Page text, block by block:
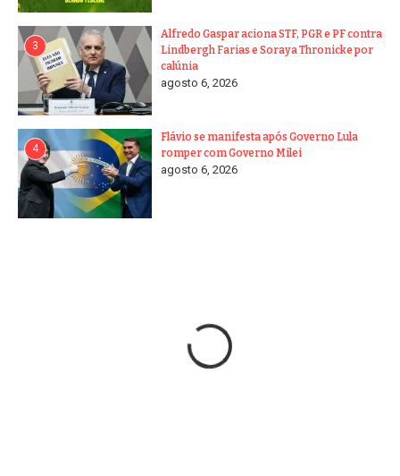
3
Alfredo Gaspar aciona STF, PGR e PF contra
Lindbergh Farias e Soraya Thronicke por
calúnia
agosto 6, 2026
4
Flávio se manifesta após Governo Lula
romper com Governo Milei
agosto 6, 2026
Líder do PL anuncia apoio unânime do partido à
candidatura de Hélio Lopes ao TCU